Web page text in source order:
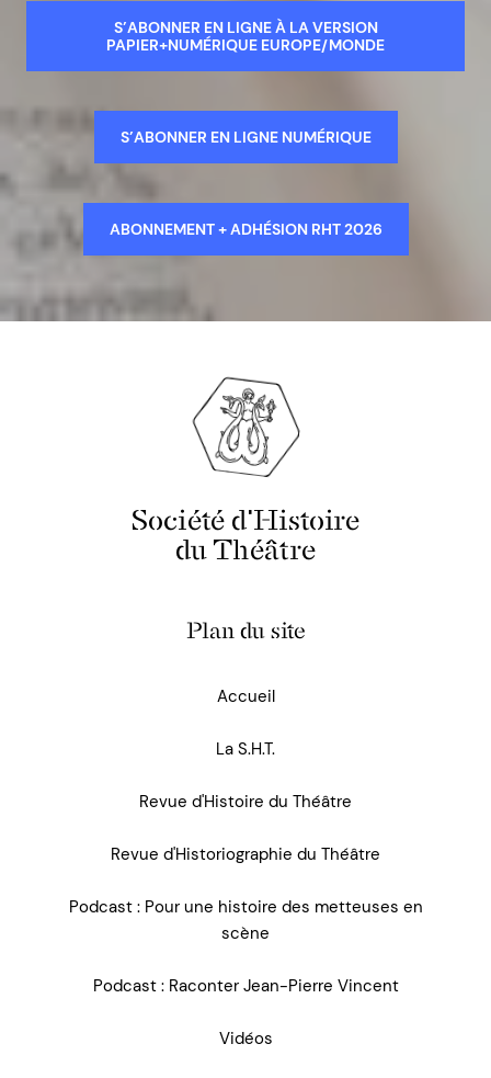
S’ABONNER EN LIGNE À LA VERSION
PAPIER+NUMÉRIQUE EUROPE/MONDE
S’ABONNER EN LIGNE NUMÉRIQUE
ABONNEMENT + ADHÉSION RHT 2026
Société d'Histoire
du Théâtre
Plan du site
Accueil
La S.H.T.
Revue d'Histoire du Théâtre
Revue d'Historiographie du Théâtre
Podcast : Pour une histoire des metteuses en
scène
Podcast : Raconter Jean-Pierre Vincent
Vidéos